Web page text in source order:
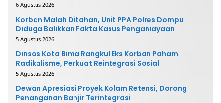
6 Agustus 2026
Korban Malah Ditahan, Unit PPA Polres Dompu
Diduga Balikkan Fakta Kasus Penganiayaan
5 Agustus 2026
Dinsos Kota Bima Rangkul Eks Korban Paham
Radikalisme, Perkuat Reintegrasi Sosial
5 Agustus 2026
Dewan Apresiasi Proyek Kolam Retensi, Dorong
Penanganan Banjir Terintegrasi